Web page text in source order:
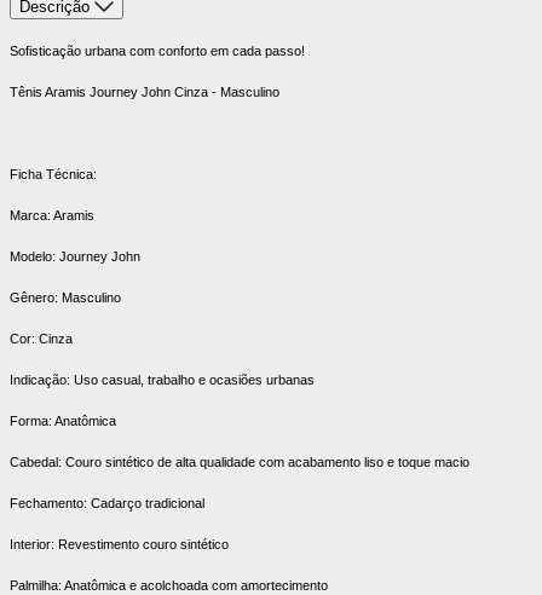
Descrição
Sofisticação urbana com conforto em cada passo!
Tênis Aramis Journey John Cinza - Masculino
Ficha Técnica:
Marca: Aramis
Modelo: Journey John
Gênero: Masculino
Cor: Cinza
Indicação: Uso casual, trabalho e ocasiões urbanas
Forma: Anatômica
Cabedal: Couro sintético de alta qualidade com acabamento liso e toque macio
Fechamento: Cadarço tradicional
Interior: Revestimento couro sintético
Palmilha: Anatômica e acolchoada com amortecimento